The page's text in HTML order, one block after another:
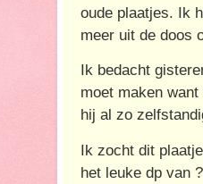
oude plaatjes. Ik
meer uit de doos
Ik bedacht
moet maken
hij al zo
Ik zocht dit
het leuke dp van